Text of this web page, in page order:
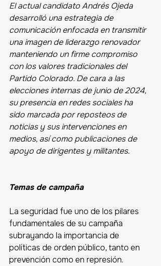
El actual candidato Andrés Ojeda
desarrolló una estrategia de
comunicación enfocada en transmitir
una imagen de liderazgo renovador
manteniendo un firme compromiso
con los valores tradicionales del
Partido Colorado. De cara a las
elecciones internas de junio de 2024,
su presencia en redes sociales ha
sido marcada por reposteos de
noticias y sus intervenciones en
medios, así como publicaciones de
apoyo de dirigentes y militantes.
Temas de campaña
La seguridad fue uno de los pilares
fundamentales de su campaña
subrayando la importancia de
políticas de orden público, tanto en
prevención como en represión.